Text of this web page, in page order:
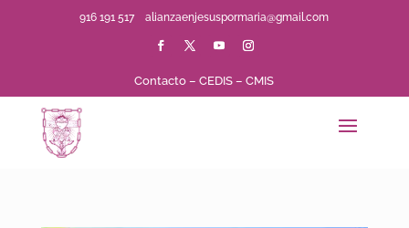
916 191 517alianzaenjesuspormaria@gmail.com
Contacto –CEDIS –CMIS